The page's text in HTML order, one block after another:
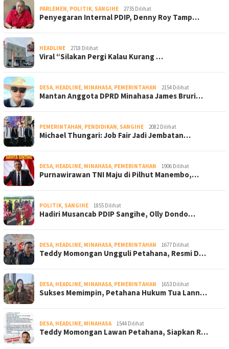
PARLEMEN, POLITIK, SANGIHE 2735 Dilihat
Penyegaran Internal PDIP, Denny Roy Tamp…
HEADLINE 2718 Dilihat
Viral “Silakan Pergi Kalau Kurang …
DESA, HEADLINE, MINAHASA, PEMERINTAHAN 2154 Dilihat
Mantan Anggota DPRD Minahasa James Bruri…
PEMERINTAHAN, PENDIDIKAN, SANGIHE 2082 Dilihat
Michael Thungari: Job Fair Jadi Jembatan…
DESA, HEADLINE, MINAHASA, PEMERINTAHAN 1906 Dilihat
Purnawirawan TNI Maju di Pilhut Manembo,…
POLITIK, SANGIHE 1855 Dilihat
Hadiri Musancab PDIP Sangihe, Olly Dondo…
DESA, HEADLINE, MINAHASA, PEMERINTAHAN 1677 Dilihat
Teddy Momongan Ungguli Petahana, Resmi D…
DESA, HEADLINE, MINAHASA, PEMERINTAHAN 1653 Dilihat
Sukses Memimpin, Petahana Hukum Tua Lann…
DESA, HEADLINE, MINAHASA 1544 Dilihat
Teddy Momongan Lawan Petahana, Siapkan R…